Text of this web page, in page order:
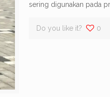
sering digunakan pada
Do you like it? 0